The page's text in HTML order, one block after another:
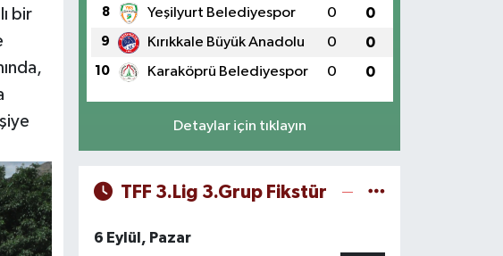
bir
8 Yeşilyurt Belediyespor 0 0
9 Kırıkkale Büyük Anadolu 0 0
10 Karaköprü Belediyespor 0 0
Detaylar için tıklayın
TFF 3.Lig 3.Grup Fikstür
6 Eylül, Pazar